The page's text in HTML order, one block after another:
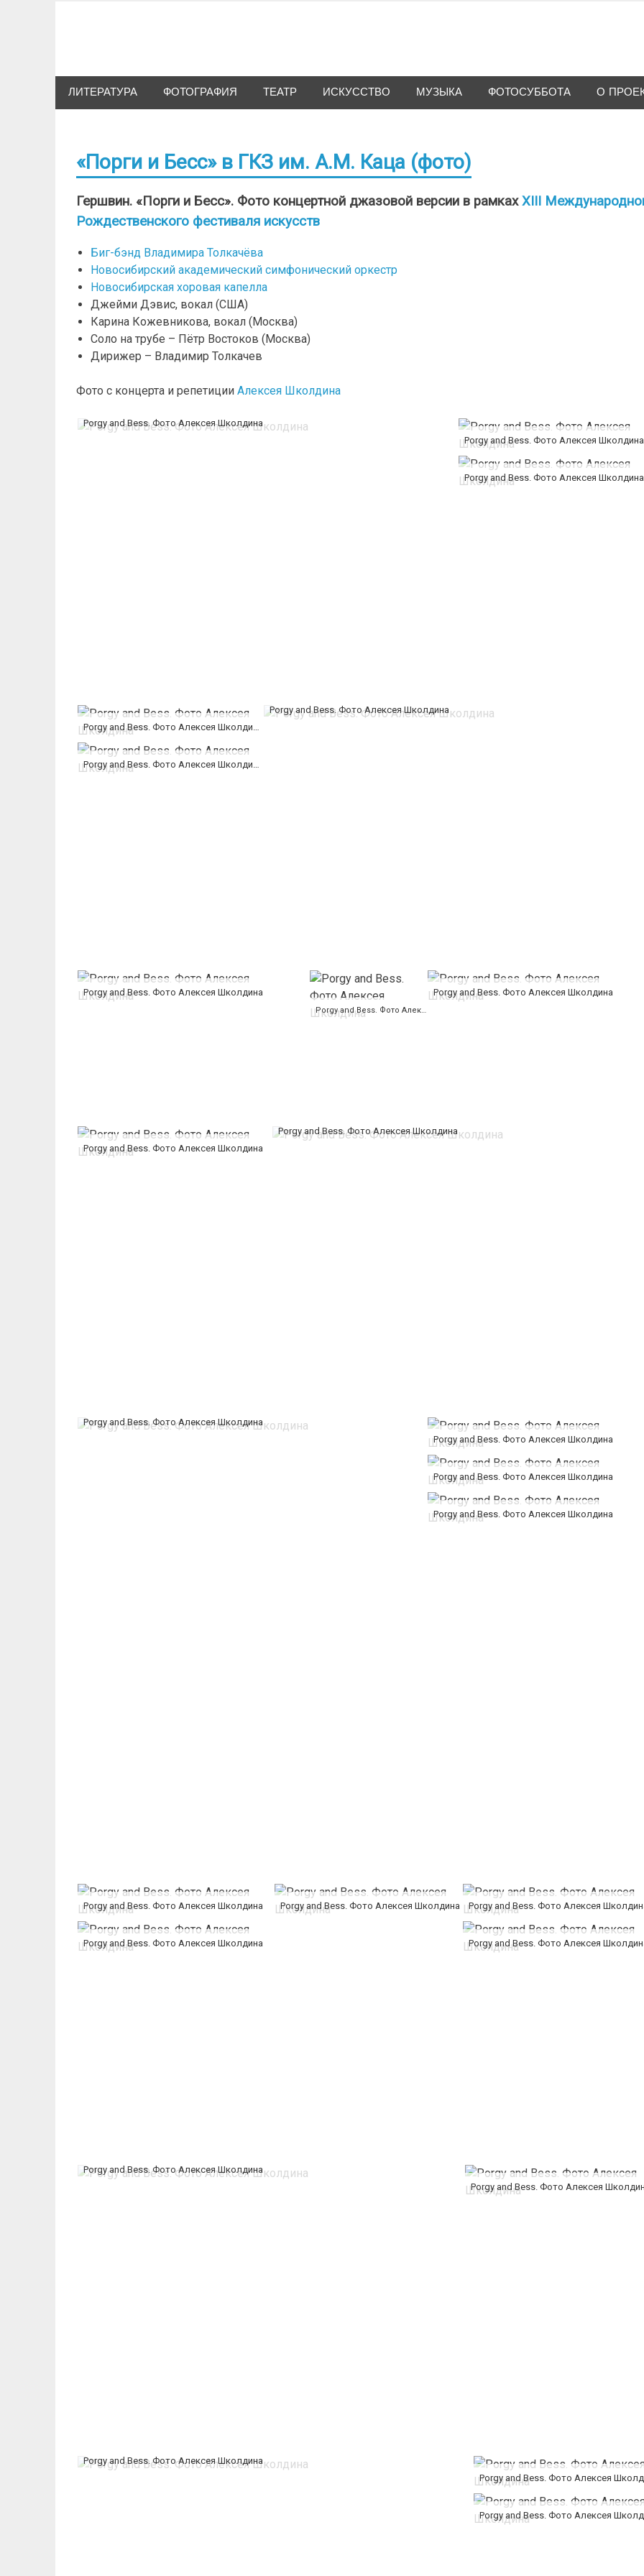
ЛИТЕРАТУРА ФОТОГРАФИЯ ТЕАТР ИСКУССТВО МУЗЫКА ФОТОСУББОТА О
«Порги и Бесс» в ГКЗ им. А.М. Каца (фото)
Гершвин. «Порги и Бесс». Фото концертной джазовой версии в рамкахXIII
Рождественского фестиваля искусств
Биг-бэнд Владимира Толкачёва
Новосибирский академический симфонический оркестр
Новосибирская хоровая капелла
Джейми Дэвис, вокал (США)
Карина Кожевникова, вокал (Москва)
Соло на трубе – Пётр Востоков (Москва)
Дирижер – Владимир Толкачев
Фото с концерта и репетиции Алексея Школдина
Porgy and Bess. Фото Алексея Школдина
Porgy and Bess. Фото Алексея Школдина
Porgy and Bess. Фото Алексея Школдина
Porgy and Bess. Фото Алексея Школдина
Porgy and Bess. Фото Алексея Школдина
Porgy and Bess. Фото Алексея Школдина
Porgy and Bess. Фото Алексея Школдина
Porgy and Bess. Фото Алексея Школдина
Porgy and Bess. Фото Алексея Школдина
Porgy and Bess. Фото Алексея Школдина
Porgy and Bess. Фото Алексея Школдина
Porgy and Bess. Фото Алексея Школдина
Porgy and Bess. Фото Алексея Школдина
Porgy and Bess. Фото Алексея Школдина
Porgy and Bess. Фото Алексея Школдина
Porgy and Bess. Фото Алексея Школдина
Porgy and Bess. Фото Алексея Школдина
Porgy and Bess. Фото Алексея Школдина Porgy and Bess. Фото Алексея
Porgy and Bess. Фото Алексея
Porgy and Bess. Фото Алексея Школдина
Porgy and Bess. Фото Алексея
Porgy and Bess. Фото Алексея Школдина